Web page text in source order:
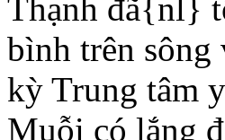
Thạnh đã{nl}
bình trên
kỳ Trung tâm
Muỗi có lắng